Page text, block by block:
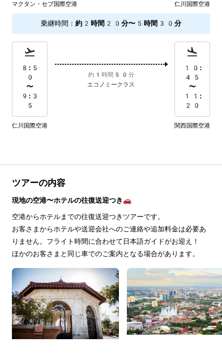
マクタン・セブ国際空港 仁川国際空港
乗継時間 ： 約2時間20分〜5時間30分
8:5
0
〜
9:3
5
約1時間50分
エコノミークラス
10:
45
〜
11:
20
仁川国際空港 関西国際空港
ツアーの内容
現地の空港〜ホテルの往復送迎つき🚗
空港からホテルまでの往復送迎つきツアーです。
お客さまからホテルや送迎会社へのご連絡や追加料金は必要あ
りません。フライト時間に合わせて日本語ガイドがお迎え！
ほかのお客さまと同じ車でのご案内となる場合があります。